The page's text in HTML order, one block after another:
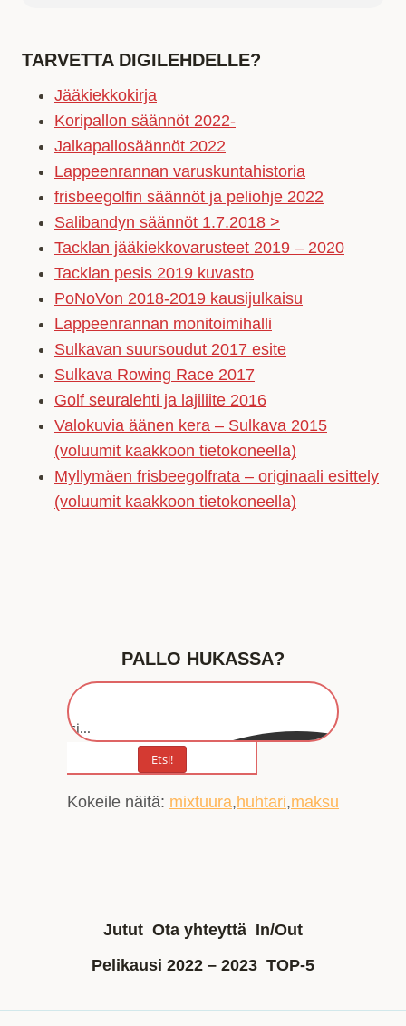
TARVETTA DIGILEHDELLE?
Jääkiekkokirja
Koripallon säännöt 2022-
Jalkapallosäännöt 2022
Lappeenrannan varuskuntahistoria
frisbeegolfin säännöt ja peliohje 2022
Salibandyn säännöt 1.7.2018 >
Tacklan jääkiekkovarusteet 2019 – 2020
Tacklan pesis 2019 kuvasto
PoNoVon 2018-2019 kausijulkaisu
Lappeenrannan monitoimihalli
Sulkavan suursoudut 2017 esite
Sulkava Rowing Race 2017
Golf seuralehti ja lajiliite 2016
Valokuvia äänen kera – Sulkava 2015
(voluumit kaakkoon tietokoneella)
Myllymäen frisbeegolfrata – originaali esittely
(voluumit kaakkoon tietokoneella)
PALLO HUKASSA?
Etsi...
Etsi!
Kokeile näitä: mixtuura huhtari maksu
Jutut Ota yhteyttä In/Out
Pelikausi 2022 – 2023 TOP-5